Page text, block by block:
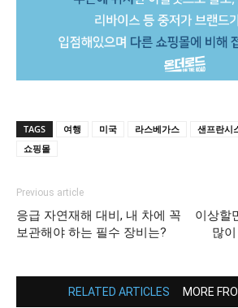
TAGS 여행 미국 라스베가스 샌프란시
쇼핑몰
Previous article
응급 자연재해 대비, 내 차에 꼭
보관해야 하는 필수 장비는?
이상할
많
RELATED ARTICLES MORE